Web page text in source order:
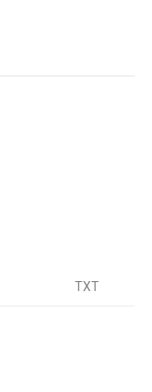
TXT